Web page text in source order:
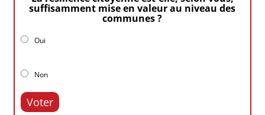
suffisamment mise en valeur au niveau des
communes ?
Oui
Non
Voter